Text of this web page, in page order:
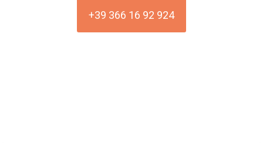
+39 366 16 92 924